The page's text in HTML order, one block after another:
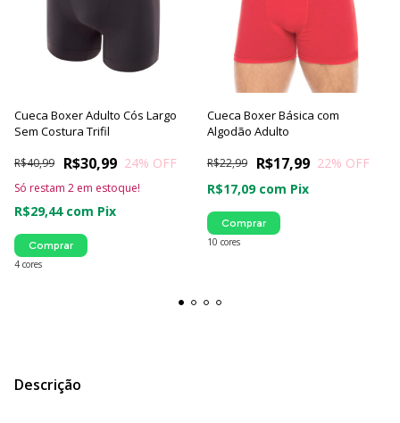
Cueca Boxer Adulto Cós Largo
Sem Costura Trifil
R$30,99
R$40,99 24% OFF
R$29,44 com Pix
Só restam 2 em estoque!
4 cores
Comprar
Cueca Boxer Básica com
Algodão Adulto
R$17,99
R$22,99 22% OFF
R$17,09 com Pix
10 cores
Comprar
Descrição